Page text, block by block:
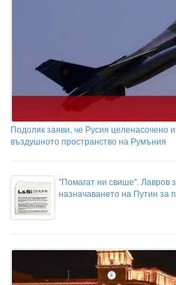
Подоляк заяви, че Русия целенасочено
въздушното пространство на Румъния
"Помагат ни свише". Лавров
назначаването на Путин за